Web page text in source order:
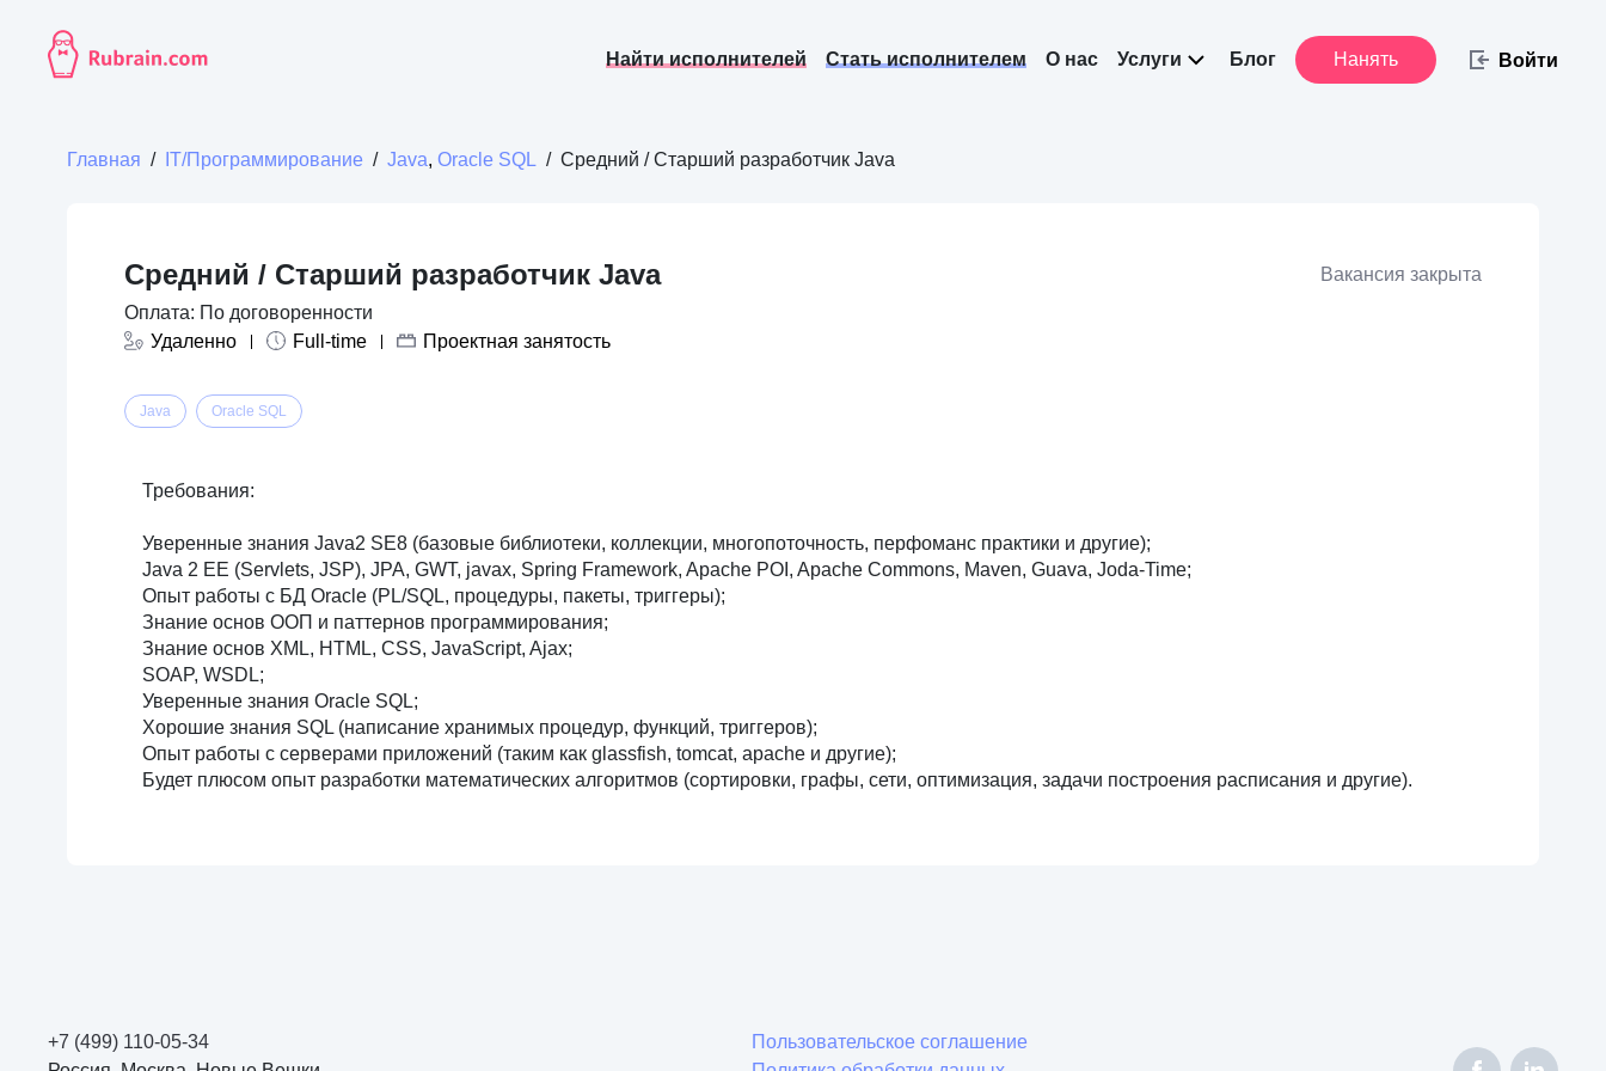
Найти исполнителей Стать исполнителем О нас Услуги Блог Нанять Войти
Главная / IT/Программирование / Java, Oracle SQL / Средний / Старший разработчик Java
Средний / Старший разработчик Java
Вакансия закрыта
Оплата: По договоренности
Удаленно
Full-time Проектная занятость
Java Oracle SQL
Требования:
Уверенные знания Java2 SE8 (базовые библиотеки, коллекции, многопоточность, перфоманс практики и другие);
Java 2 EE (Servlets, JSP), JPA, GWT, javax, Spring Framework, Apache POI, Apache Commons, Maven, Guava, Joda-Time;
Опыт работы с БД Oracle (PL/SQL, процедуры, пакеты, триггеры);
Знание основ ООП и паттернов программирования;
Знание основ XML, HTML, CSS, JavaScript, Ajax;
SOAP, WSDL;
Уверенные знания Oracle SQL;
Хорошие знания SQL (написание хранимых процедур, функций, триггеров);
Опыт работы с серверами приложений (таким как glassfish, tomcat, apache и другие);
Будет плюсом опыт разработки математических алгоритмов (сортировки, графы, сети, оптимизация, задачи построения расписания и другие).
+7 (499) 110-05-34
Пользовательское соглашение